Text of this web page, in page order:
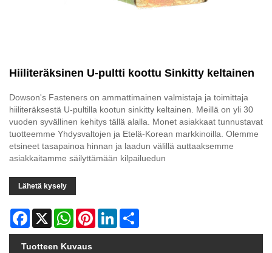
Hiiliteräksinen U-pultti koottu Sinkitty keltainen
Dowson's Fasteners on ammattimainen valmistaja ja toimittaja
hiiliteräksestä U-pultilla kootun sinkitty keltainen. Meillä on yli 30
vuoden syvällinen kehitys tällä alalla. Monet asiakkaat tunnustavat
tuotteemme Yhdysvaltojen ja Etelä-Korean markkinoilla. Olemme
etsineet tasapainoa hinnan ja laadun välillä auttaaksemme
asiakkaitamme säilyttämään kilpailuedun
Lähetä kysely
Facebook
X WhatsAppPinterestLinkedIn
Tuotteen Kuvaus